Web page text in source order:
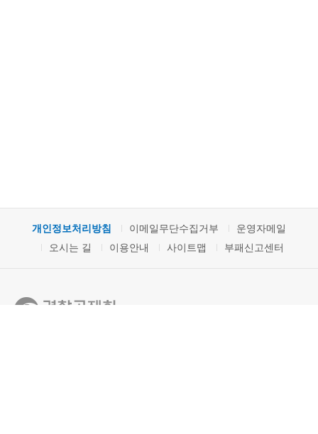
개인정보처리방침 이메일무단수집거부
운영자메일
오시는 길
이용안내 사이트맵 부패신고센터